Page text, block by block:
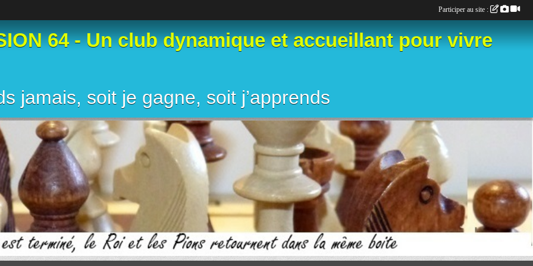
64 - Un club dynamique et accueillant pour vivre
jamais, soit je gagne, soit j’apprends
Participer au site :